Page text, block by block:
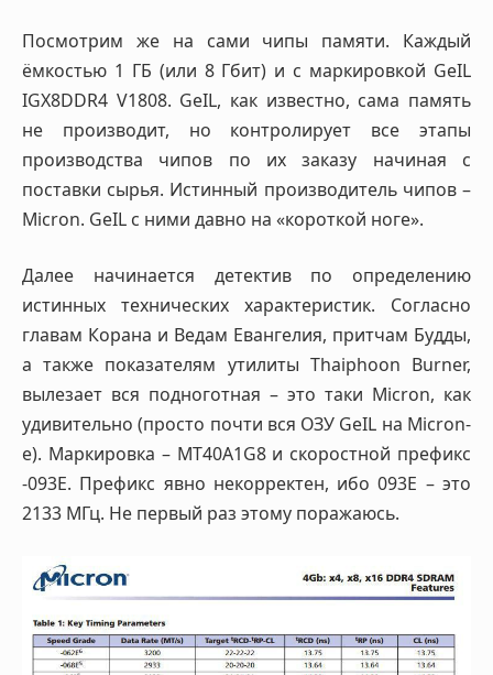
Посмотрим же на сами чипы памяти. Каждый
ёмкостью 1 ГБ (или 8 Гбит) и с маркировкой GeIL
IGX8DDR4 V1808. GeIL, как известно, сама память
не производит, но контролирует все этапы
производства чипов по их заказу начиная с
поставки сырья. Истинный производитель чипов –
Micron. GeIL с ними давно на «короткой ноге».
Далее начинается детектив по определению
истинных технических характеристик. Согласно
главам Корана и Ведам Евангелия, притчам Будды,
а также показателям утилиты Thaiphoon Burner,
вылезает вся подноготная – это таки Micron, как
удивительно (просто почти вся ОЗУ GeIL на Micron-
е). Маркировка – MT40A1G8 и скоростной префикс
-093E. Префикс явно некорректен, ибо 093E – это
2133 МГц. Не первый раз этому поражаюсь.